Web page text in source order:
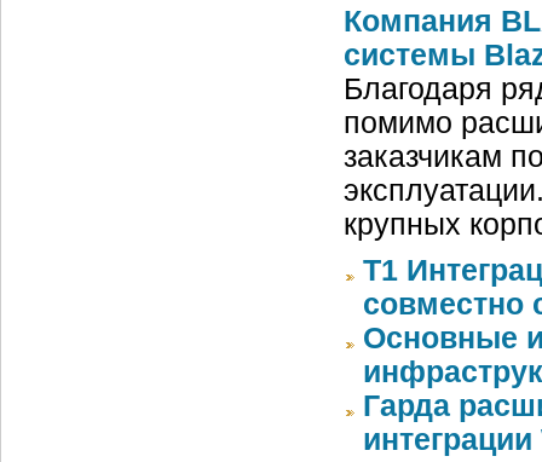
Компания
системы
Благодаря
помимо
заказчикам
крупных
Т1
совместно
Основные
Гарда